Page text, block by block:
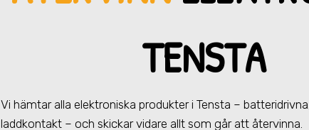
TENSTA
Vi hämtar alla elektroniska produkteri Tensta –
laddkontakt – och skickar vidare allt som går att återvinna.